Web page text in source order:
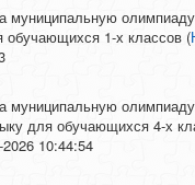
муниципальную
обучающихся 1-х классов (
муниципальную
для обучающихся 4-х
2026 10:44:54